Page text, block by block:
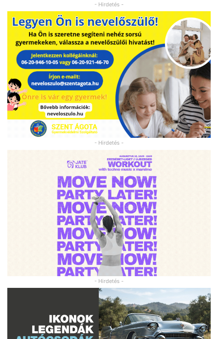
- Hirdetés -
- Hirdetés -
- Hirdetés -